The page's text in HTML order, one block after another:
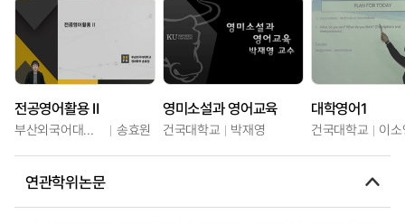
전공영어활용 Ⅱ
부산외국어대학교 송효원
영미소설과 영어교육
건국대학교 박재영
대학영어1
건국대학교 이
연관학위논문